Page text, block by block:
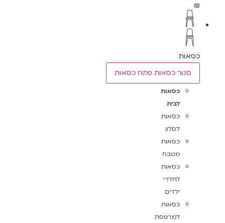
₪
כסאות
סגור כסאות פתח כסאות
כסאות
לבית
כסאות
לסלון
כסאות
מטבח
כסאות
לחדרי
ילדים
כסאות
למרפסת